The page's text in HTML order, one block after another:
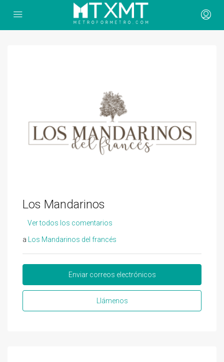
Los Mandarinos
Ver todos los comentarios
a Los Mandarinos del francés
Enviar correos electrónicos
Llámenos